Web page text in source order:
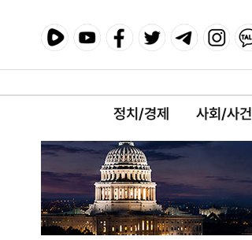
정치/경제 사회/사건